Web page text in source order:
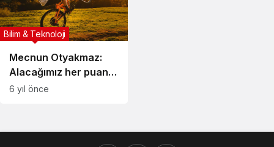
Mecnun Otyakmaz:
Alacağımız her puanın
çok önemi var
Bilim & Teknoloji
6 yıl önce